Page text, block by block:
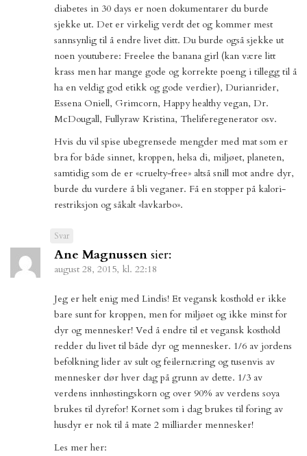
diabetes in 30 days er noen dokumentarer du burde
sjekke ut. Det er virkelig verdt det og kommer mest
sannsynlig til å endre livet ditt. Du burde også sjekke ut
noen youtubere: Freelee the banana girl (kan være litt
krass men har mange gode og korrekte poeng i tillegg til å
ha en veldig god etikk og gode verdier), Durianrider,
Essena Oniell, Grimcorn, Happy healthy vegan, Dr.
McDougall, Fullyraw Kristina, Theliferegenerator osv.
Hvis du vil spise ubegrensede mengder med mat som er
bra for både sinnet, kroppen, helsa di, miljøet, planeten,
samtidig som de er «cruelty-free» altså snill mot andre dyr,
burde du vurdere å bli veganer. Få en stopper på kalori-
restriksjon og såkalt «lavkarbo».
Svar
Ane Magnussen sier:
august 28, 2015, kl. 22:18
Jeg er helt enig med Lindis! Et vegansk kosthold er ikke
bare sunt for kroppen, men for miljøet og ikke minst for
dyr og mennesker! Ved å endre til et vegansk kosthold
redder du livet til både dyr og mennesker. 1/6 av jordens
befolkning lider av sult og feilernæring og tusenvis av
mennesker dør hver dag på grunn av dette. 1/3 av
verdens innhøstingskorn og over 90% av verdens soya
brukes til dyrefor! Kornet som i dag brukes til foring av
husdyr er nok til å mate 2 milliarder mennesker!
Les mer her: